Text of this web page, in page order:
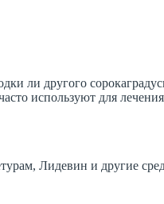
ли другого
используют для
Лидевин и другие